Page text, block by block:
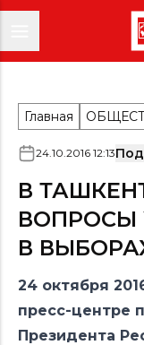
Главная
24.10.2016 12:13
В
ВОПРОСЫ
В
24 октября
пресс-центре
Президента